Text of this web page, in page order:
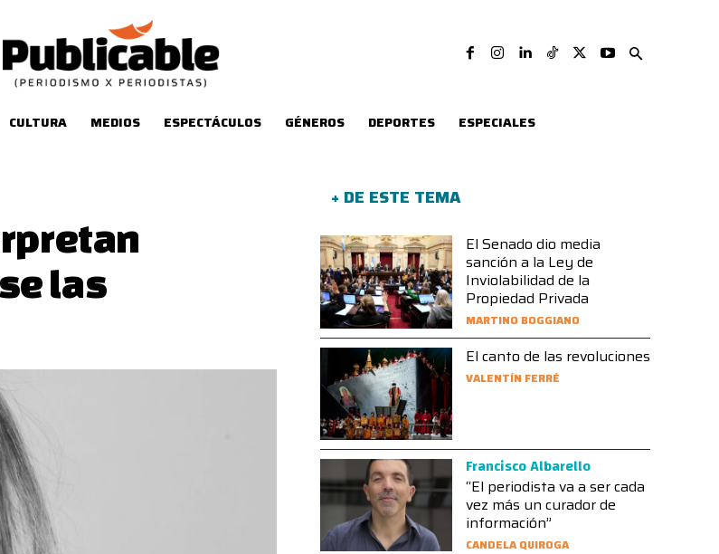
CULTURA MEDIOS ESPECTÁCULOS GÉNEROS DEPORTES ESPECIALES
las
+ DE ESTE TEMA
El Senado dio media
sanción a la Ley de
Inviolabilidad de la
Propiedad Privada
MARTINO BOGGIANO
El canto de las revoluciones
VALENTÍN FERRÉ
Francisco Albarello
“El periodista va a ser cada
vez más un curador de
información”
CANDELA QUIROGA